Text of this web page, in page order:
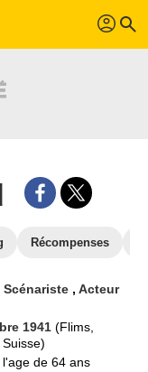
profil search
Récompenses
Scénariste ,Acteur
1941(Flims,
l'age de 64 ans